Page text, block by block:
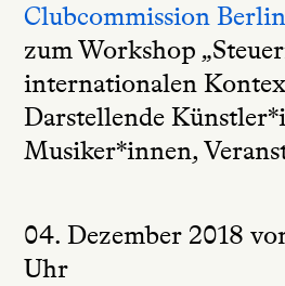
Clubcommission Berlin
zum Workshop
internationalen
Darstellende
Musiker*innen,
04. Dezember 2018
Uhr